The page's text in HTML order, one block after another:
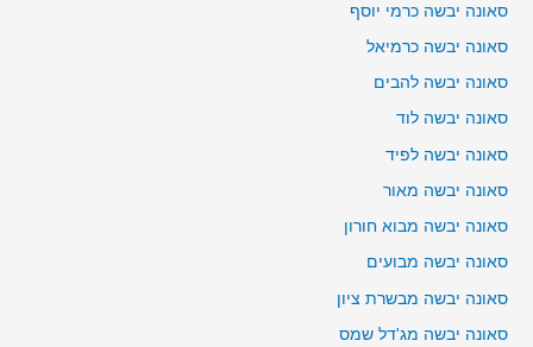
סאונה יבשה כרמי יוסף
סאונה יבשה כרמיאל
סאונה יבשה להבים
סאונה יבשה לוד
סאונה יבשה לפיד
סאונה יבשה מאור
סאונה יבשה מבוא חורון
סאונה יבשה מבועים
סאונה יבשה מבשרת ציון
סאונה יבשה מג'דל שמס